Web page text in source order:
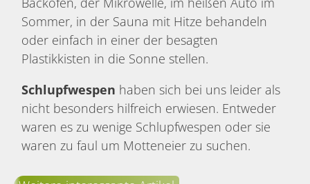
Sommer, in der Sauna mit Hitze behandeln
oder einfach in einer der besagten
Plastikkisten in die Sonne stellen.
Schlupfwespen haben sich bei uns leider als
nicht besonders hilfreich erwiesen. Entweder
waren es zu wenige Schlupfwespen oder sie
waren zu faul um Motteneier zu suchen.